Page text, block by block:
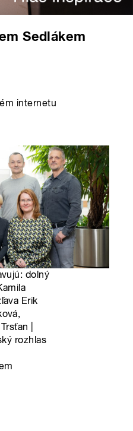
Sedlákem
internetu
dolný
Erik
|
rozhlas